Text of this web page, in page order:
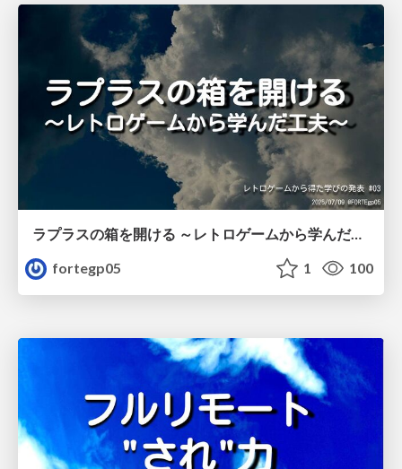
ラプラスの箱を開ける ～レトロゲームから学んだ工夫～/retro_games_any_03_01
fortegp05
1 100